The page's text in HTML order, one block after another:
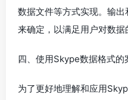
数据文件等方式实现。输
来确定，以满足用户对数据
四、使用Skype数据格式的
为了更好地理解和应用